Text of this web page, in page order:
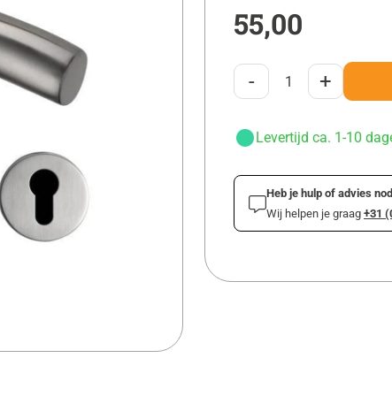
55,00
- +
Levertijd ca. 1-10
Heb je hulp of advies
Wij helpen je graag +31